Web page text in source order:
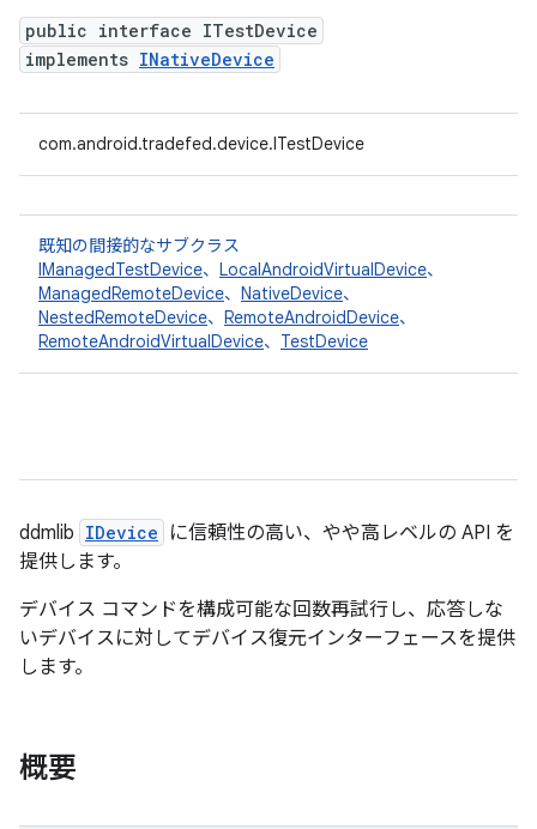
public interface ITestDevice
implements INativeDevice
com.android.tradefed.device.ITestDevice
既知の間接的なサブクラス
IManagedTestDevice、 LocalAndroidVirtualDevice、
ManagedRemoteDevice、 NativeDevice、
NestedRemoteDevice、 RemoteAndroidDevice、
RemoteAndroidVirtualDevice、 TestDevice
ddmlib IDevice
に信頼性の高い、やや高レベルの API を
提供します。
デバイス コマンドを構成可能な回数再試行し、応答しな
いデバイスに対してデバイス復元インターフェースを提供
します。
概要